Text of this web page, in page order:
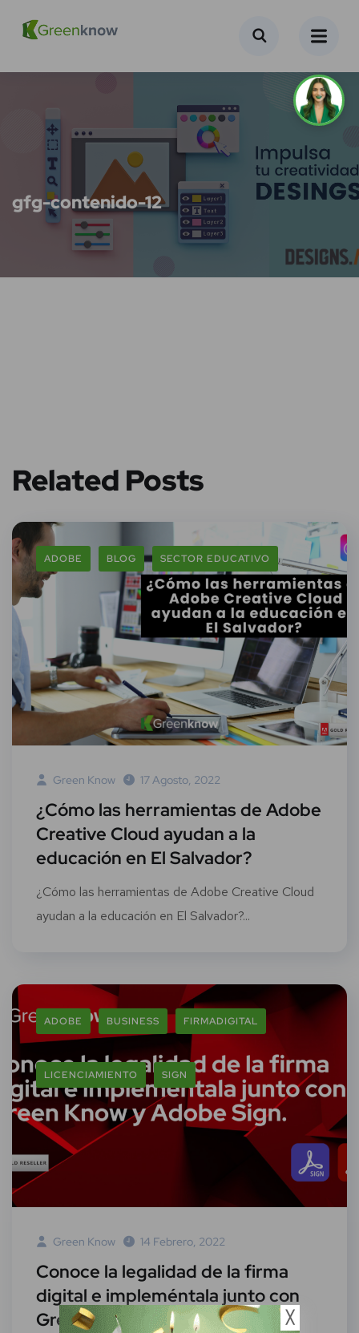
gfg-contenido-12
Related Posts
ADOBE BLOG SECTOR EDUCATIVO
Green Know 17 Agosto, 2022
¿Cómo las herramientas de Adobe
Creative Cloud ayudan a la
educación en El Salvador?
¿Cómo las herramientas de Adobe Creative Cloud
ayudan a la educación en El Salvador?...
ADOBE BUSINESS FIRMADIGITAL
LICENCIAMIENTO SIGN
Green Know 14 Febrero, 2022
Conoce la legalidad de la firma
digital e impleméntala junto con
Green Know y Adobe Sign
╳